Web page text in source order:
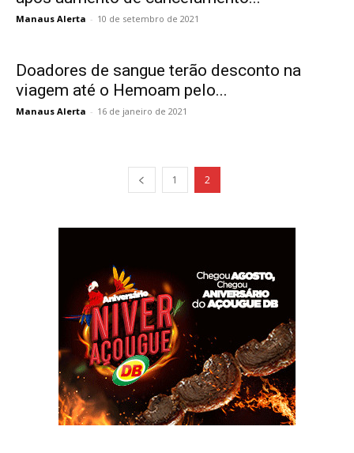
Manaus Alerta - 10 de setembro de 2021
Doadores de sangue terão desconto na
viagem até o Hemoam pelo...
Manaus Alerta - 16 de janeiro de 2021
1 2